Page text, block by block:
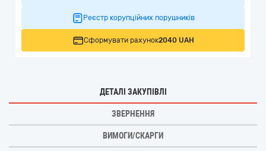
Реєстр корупційних порушників
Сформувати рахунок2040 UAH
ДЕТАЛІ ЗАКУПІВЛІ
ЗВЕРНЕННЯ
ВИМОГИ/СКАРГИ